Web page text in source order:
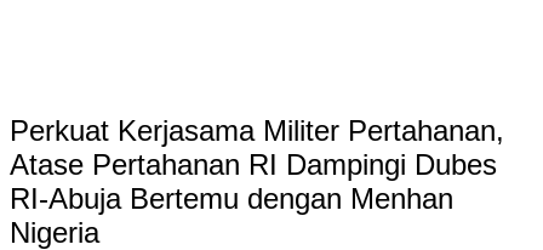
Perkuat Kerjasama Militer Pertahanan,
Atase Pertahanan RI Dampingi Dubes
RI-Abuja Bertemu dengan Menhan
Nigeria